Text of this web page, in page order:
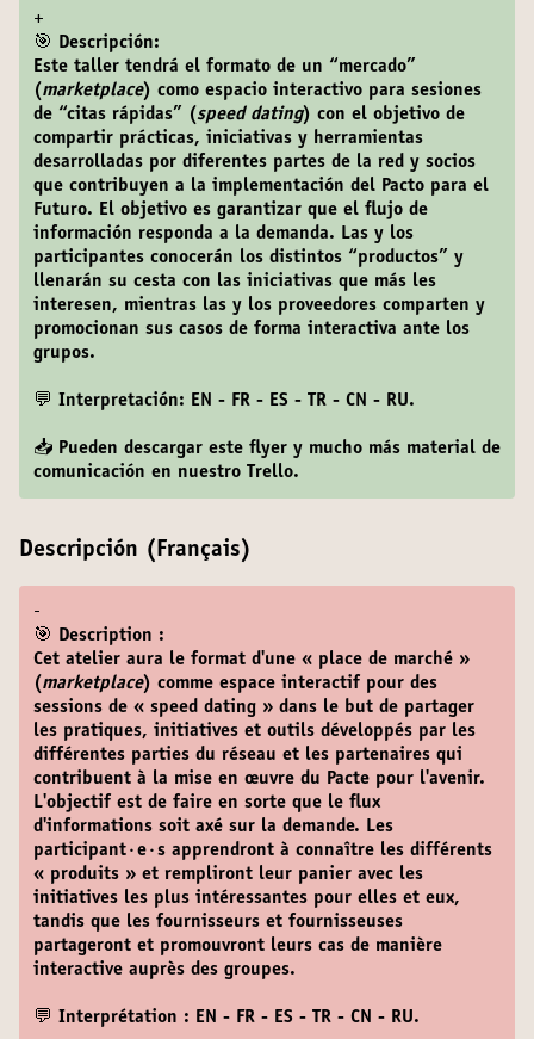
+
🎯 Descripción:
Este taller tendrá el formato de un “mercado”
(marketplace) como espacio interactivo para sesiones
de “citas rápidas” (speed dating) con el objetivo de
compartir prácticas, iniciativas y herramientas
desarrolladas por diferentes partes de la red y socios
que contribuyen a la implementación del Pacto para el
Futuro. El objetivo es garantizar que el flujo de
información responda a la demanda. Las y los
participantes conocerán los distintos “productos” y
llenarán su cesta con las iniciativas que más les
interesen, mientras las y los proveedores comparten y
promocionan sus casos de forma interactiva ante los
grupos.
💬 Interpretación: EN - FR - ES - TR - CN - RU.
📥 Pueden descargar este flyer y mucho más material de
comunicación en nuestro Trello.
Descripción (Français)
-
🎯 Description :
Cet atelier aura le format d'une « place de marché »
(marketplace) comme espace interactif pour des
sessions de « speed dating » dans le but de partager
les pratiques, initiatives et outils développés par les
différentes parties du réseau et les partenaires qui
contribuent à la mise en œuvre du Pacte pour l'avenir.
L'objectif est de faire en sorte que le flux
d'informations soit axé sur la demande. Les
participant·e·s apprendront à connaître les différents
« produits » et rempliront leur panier avec les
initiatives les plus intéressantes pour elles et eux,
tandis que les fournisseurs et fournisseuses
partageront et promouvront leurs cas de manière
interactive auprès des groupes.
💬 Interprétation : EN - FR - ES - TR - CN - RU.